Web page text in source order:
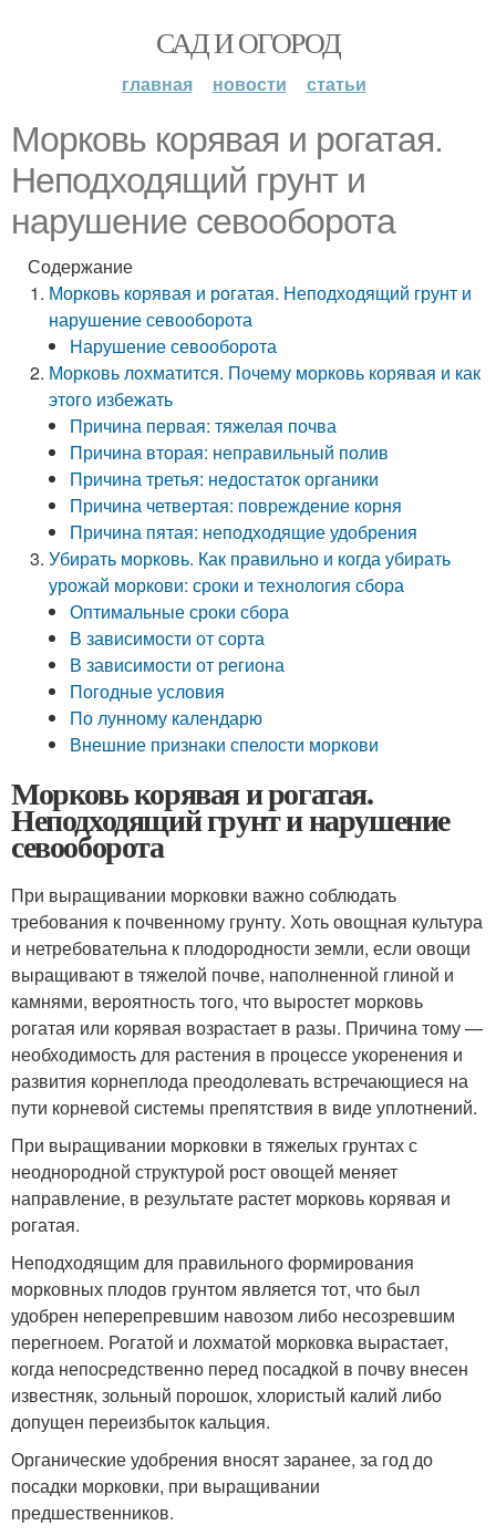
САД И ОГОРОД
главная новости статьи
Морковь корявая и рогатая.
Неподходящий грунт и
нарушение севооборота
Содержание
Морковь корявая и рогатая. Неподходящий грунт и
нарушение севооборота
Нарушение севооборота
Морковь лохматится. Почему морковь корявая и как
этого избежать
Причина первая: тяжелая почва
Причина вторая: неправильный полив
Причина третья: недостаток органики
Причина четвертая: повреждение корня
Причина пятая: неподходящие удобрения
Убирать морковь. Как правильно и когда убирать
урожай моркови: сроки и технология сбора
Оптимальные сроки сбора
В зависимости от сорта
В зависимости от региона
Погодные условия
По лунному календарю
Внешние признаки спелости моркови
Морковь корявая и рогатая.
Неподходящий грунт и нарушение
севооборота
При выращивании морковки важно соблюдать
требования к почвенному грунту. Хоть овощная культура
и нетребовательна к плодородности земли, если овощи
выращивают в тяжелой почве, наполненной глиной и
камнями, вероятность того, что выростет морковь
рогатая или корявая возрастает в разы. Причина тому —
необходимость для растения в процессе укоренения и
развития корнеплода преодолевать встречающиеся на
пути корневой системы препятствия в виде уплотнений.
При выращивании морковки в тяжелых грунтах с
неоднородной структурой рост овощей меняет
направление, в результате растет морковь корявая и
рогатая.
Неподходящим для правильного формирования
морковных плодов грунтом является тот, что был
удобрен неперепревшим навозом либо несозревшим
перегноем. Рогатой и лохматой морковка вырастает,
когда непосредственно перед посадкой в почву внесен
известняк, зольный порошок, хлористый калий либо
допущен переизбыток кальция.
Органические удобрения вносят заранее, за год до
посадки морковки, при выращивании
предшественников.